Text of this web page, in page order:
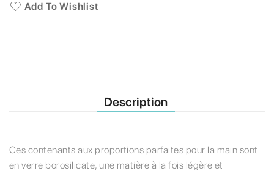
Add To Wishlist
Description
Ces contenants aux proportions parfaites pour la main sont
en verre borosilicate, une matière à la fois légère et